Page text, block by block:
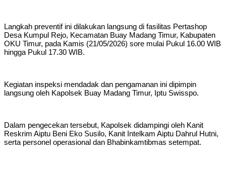
Langkah preventif ini dilakukan langsung di fasilitas Pertashop
Desa Kumpul Rejo, Kecamatan Buay Madang Timur, Kabupaten
OKU Timur, pada Kamis (21/05/2026) sore mulai Pukul 16.00 WIB
hingga Pukul 17.30 WIB.
Kegiatan inspeksi mendadak dan pengamanan ini dipimpin
langsung oleh Kapolsek Buay Madang Timur, Iptu Swisspo.
Dalam pengecekan tersebut, Kapolsek didampingi oleh Kanit
Reskrim Aiptu Beni Eko Susilo, Kanit Intelkam Aiptu Dahrul Hutni,
serta personel operasional dan Bhabinkamtibmas setempat.